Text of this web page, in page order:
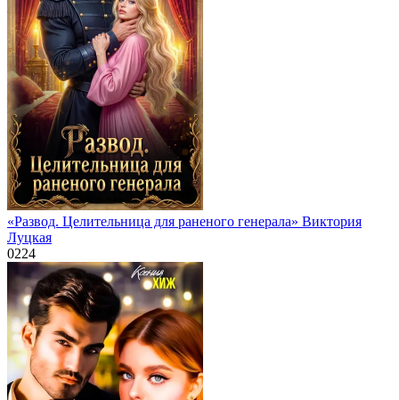
«Развод. Целительница для раненого генерала» Виктория
Луцкая
0224